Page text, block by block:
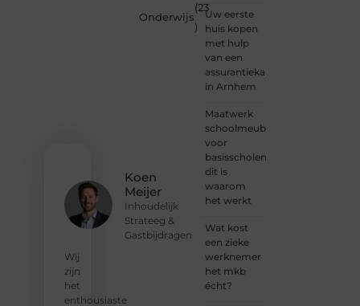
Koen
Meijer
Inhoudelijk
Strateeg &
Gastbijdragen
Wij
zijn
het
enthousiaste
Onderwijs
(23
)
Uw eerste
huis kopen
met hulp
van een
assurantiekantoor
in Arnhem
Maatwerk
schoolmeubilair
voor
basisscholen:
dit is
waarom
het werkt
Wat kost
een zieke
werknemer
het mkb
écht?